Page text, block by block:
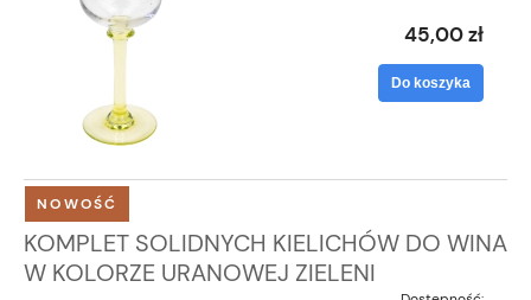
45,00 zł
Do koszyka
KOMPLET SOLIDNYCH KIELICHÓW DO WINA
W KOLORZE URANOWEJ ZIELENI
NOWOŚĆ